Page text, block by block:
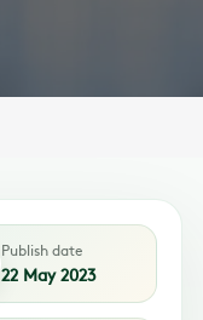
Publish date
22 May 2023